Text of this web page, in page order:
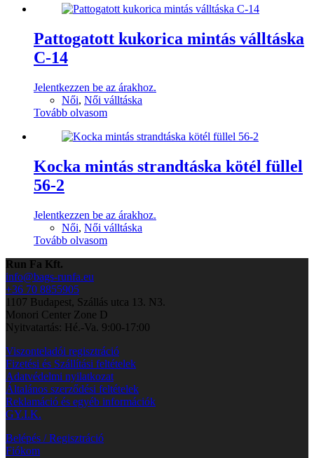
Pattogatott kukorica mintás válltáska
C-14
Jelentkezzen be az árakhoz.
Női, Női válltáska
Tovább olvasom
Kocka mintás strandtáska kötél füllel
56-2
Jelentkezzen be az árakhoz.
Női, Női válltáska
Tovább olvasom
Run Fa Kft.
info@bags-runfa.eu
+36 70 8855905
1107 Budapest, Szállás utca 13. N3.
Monori Center Zone D
Nyitvatartás: Hé.-Va. 9:00-17:00
Viszonteladói regisztráció
Fizetési és Szállítási feltételek
Adatvédelmi nyilatkozat
Általános szerződési feltételek
Reklamáció és egyéb információk
GY.I.K.
Belépés / Regisztráció
Fiókom